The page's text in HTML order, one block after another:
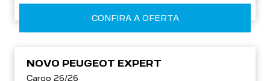
CONFIRA A OFERTA
NOVO PEUGEOT EXPERT
Cargo 26/26